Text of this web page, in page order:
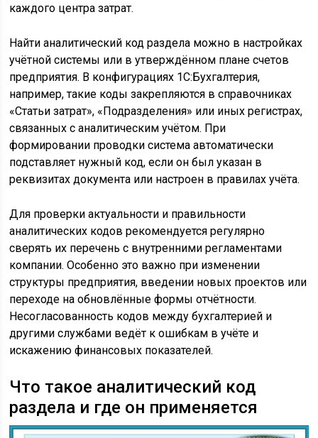
каждого центра затрат.
Найти аналитический код раздела можно в настройках
учётной системы или в утверждённом плане счетов
предприятия. В конфигурациях 1С:Бухгалтерия,
например, такие коды закрепляются в справочниках
«Статьи затрат», «Подразделения» или иных регистрах,
связанных с аналитическим учётом. При
формировании проводки система автоматически
подставляет нужный код, если он был указан в
реквизитах документа или настроен в правилах учёта.
Для проверки актуальности и правильности
аналитических кодов рекомендуется регулярно
сверять их перечень с внутренними регламентами
компании. Особенно это важно при изменении
структуры предприятия, введении новых проектов или
переходе на обновлённые формы отчётности.
Несогласованность кодов между бухгалтерией и
другими службами ведёт к ошибкам в учёте и
искажению финансовых показателей.
Что такое аналитический код
раздела и где он применяется